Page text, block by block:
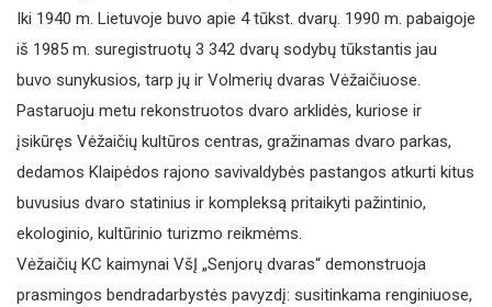
Iki 1940 m. Lietuvoje buvo apie 4 tūkst. dvarų. 1990 m. pabaigoje
iš 1985 m. suregistruotų 3 342 dvarų sodybų tūkstantis jau
buvo sunykusios, tarp jų ir Volmerių dvaras Vėžaičiuose.
Pastaruoju metu rekonstruotos dvaro arklidės, kuriose ir
įsikūręs Vėžaičių kultūros centras, gražinamas dvaro parkas,
dedamos Klaipėdos rajono savivaldybės pastangos atkurti kitus
buvusius dvaro statinius ir kompleksą pritaikyti pažintinio,
ekologinio, kultūrinio turizmo reikmėms.
Vėžaičių KC kaimynai VšĮ „Senjorų dvaras“ demonstruoja
prasmingos bendradarbystės pavyzdį: susitinkama renginiuose,